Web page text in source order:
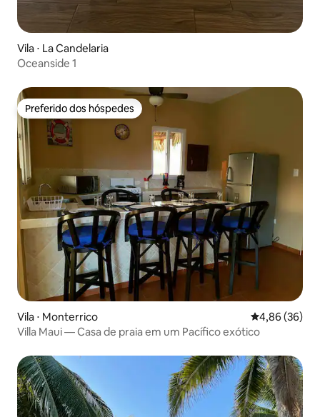
Vila ⋅ La Candelaria
Oceanside 1
Preferido dos hóspedes
Preferido dos hóspedes
Vila ⋅ Monterrico 4,86 de uma
4,86 (36)
Villa Maui — Casa de praia em um Pacífico exótico